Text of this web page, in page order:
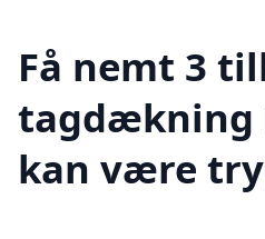
Få nemt 3
tagdækning
kan være